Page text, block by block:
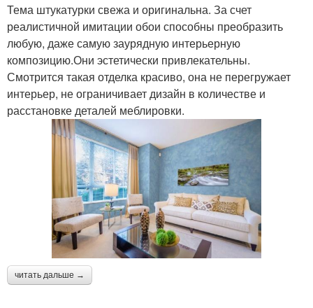
Тема штукатурки свежа и оригинальна. За счет
реалистичной имитации обои способны преобразить
любую, даже самую заурядную интерьерную
композицию.Они эстетически привлекательны.
Смотрится такая отделка красиво, она не перегружает
интерьер, не ограничивает дизайн в количестве и
расстановке деталей меблировки.
читать дальше →